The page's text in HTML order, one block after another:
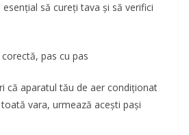
să cureți tava și să verifici
pas cu pas
că aparatul tău de aer condiționat
vara, urmează acești pași